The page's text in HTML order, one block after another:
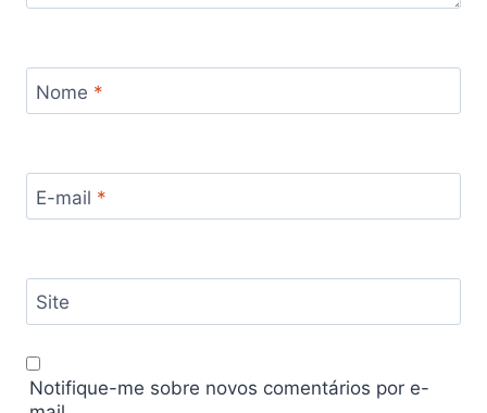
Nome *
E-mail *
Site
Notifique-me sobre novos comentários por e-